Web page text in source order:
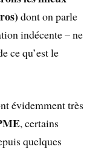
dont on parle
indécente – ne
ce qu’est le
évidemment très
, certains
quelques